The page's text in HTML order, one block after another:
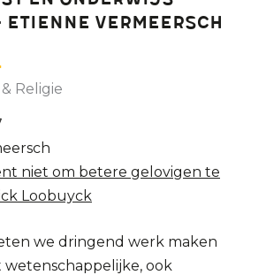
Vermeersch
Religie
niet om betere gelovigen te
Loobuyck
we dringend werk maken
wetenschappelijke, ook